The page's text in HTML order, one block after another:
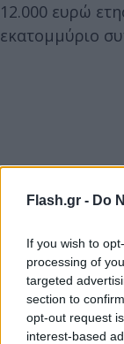
Flash.gr - Do
If you wish to
processing of
targeted
section to
opt-out request
interest-based
12.000 ευρώ
εκατομμύριο